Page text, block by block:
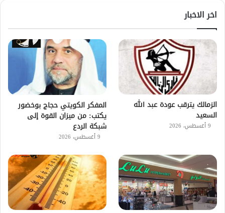
اخر الاخبار
الزمالك يترقب عودة عبد الله
السعيد
9 أغسطس، 2026
المفكر الكويتي حجاج بوخضور
يكتب: من ميزان القوة إلى
شبكة الردع
9 أغسطس، 2026